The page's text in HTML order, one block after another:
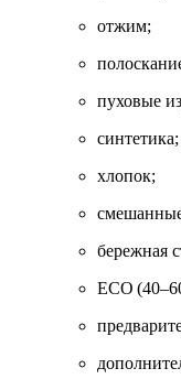
отжим;
пуховые
синтетика;
хлопок;
бережная
ECO